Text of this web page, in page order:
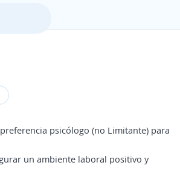
psicólogo (no Limitante) para
un ambiente laboral positivo y